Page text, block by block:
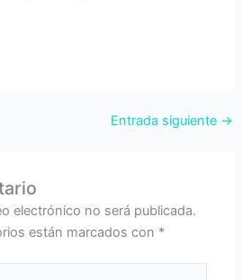
Entrada siguiente →
electrónico no será publicada.
están marcados con *